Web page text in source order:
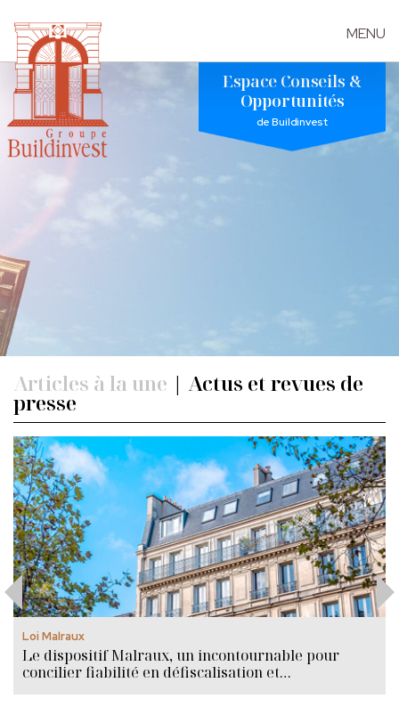
Skip
content
MENU
Espace Conseils &
Opportunités
de Buildinvest
Articles à la une | Actus et revues de
presse
Loi Malraux
Le dispositif Malraux, un incontournable pour
concilier fiabilité en défiscalisation et